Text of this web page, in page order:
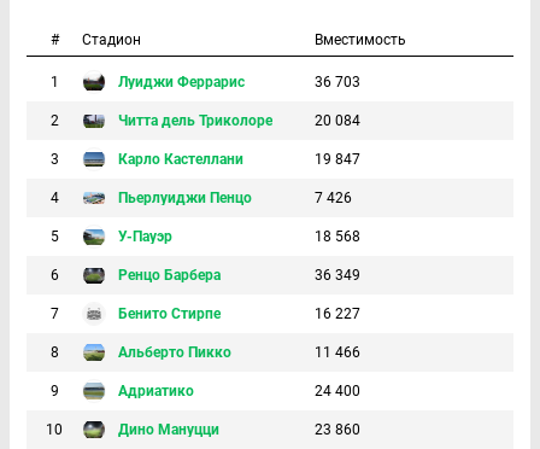
# Стадион Вместимость
1 Луиджи Феррарис 36 703
2 Читта дель Триколоре 20 084
3 Карло Кастеллани 19 847
4 Пьерлуиджи Пенцо 7 426
5 У-Пауэр 18 568
6 Ренцо Барбера 36 349
7 Бенито Стирпе 16 227
8 Альберто Пикко 11 466
9 Адриатико 24 400
10 Дино Мануцци 23 860